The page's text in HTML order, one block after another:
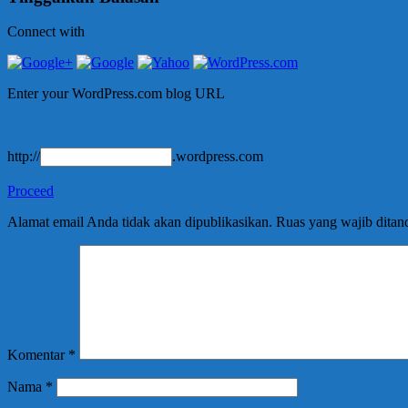
Connect with
Enter your WordPress.com blog URL
http:// .wordpress.com
Proceed
Alamat email Anda tidak akan dipublikasikan. Ruas yang wajib
Komentar *
Nama *